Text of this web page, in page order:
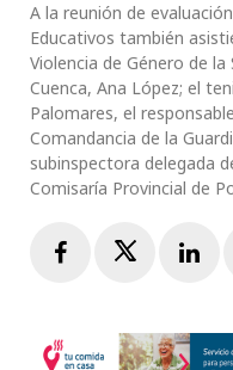
A la reunión de
Educativos también
Violencia de Género de
Cuenca, Ana López; el
Palomares, el
Comandancia de la
subinspectora delegada
Comisaría Provincial de
FacebookTwitter